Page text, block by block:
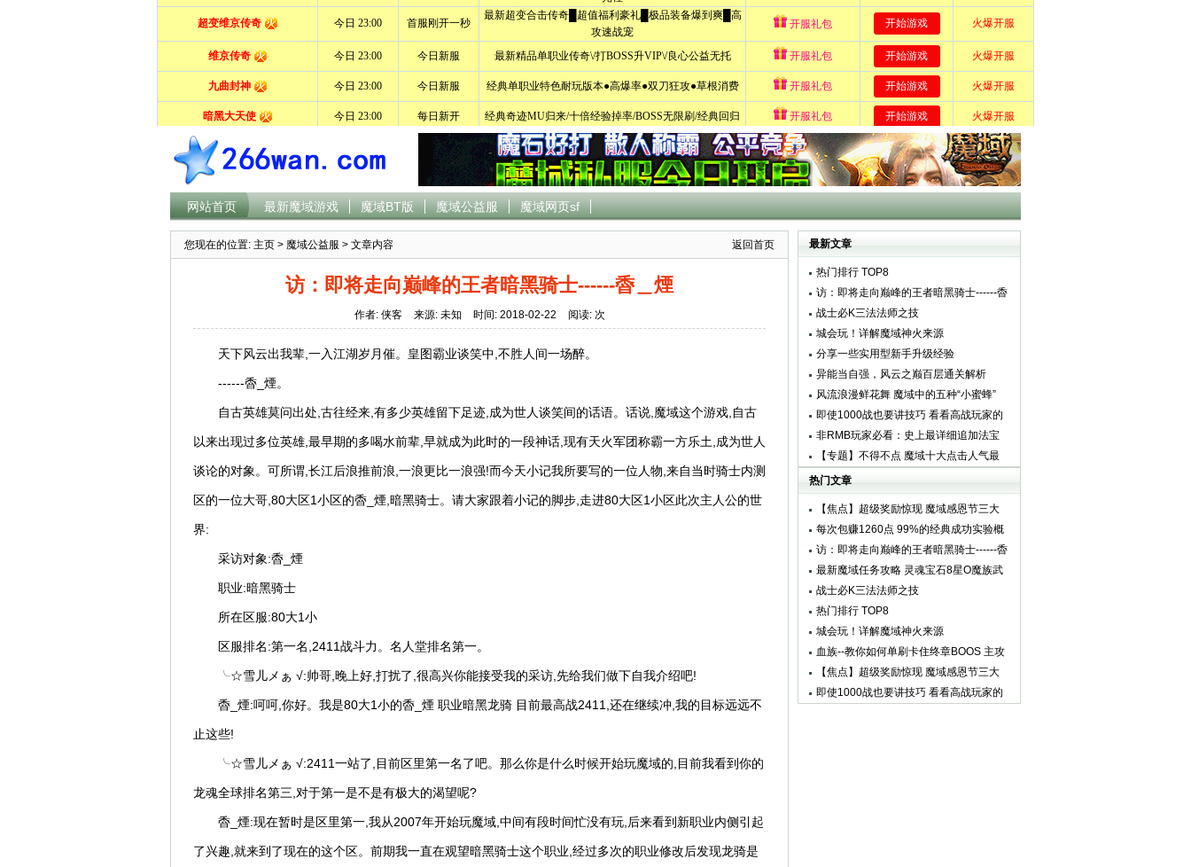
网站首页 最新魔域游戏 魔域BT版 魔域公益服 魔域网页sf
返回首页
您现在的位置: 主页 > 魔域公益服 > 文章内容
访：即将走向巅峰的王者暗黑骑士------稥＿煙
作者: 侠客 来源: 未知 时间: 2018-02-22 阅读: 次
天下风云出我辈,一入江湖岁月催。皇图霸业谈笑中,不胜人间一场醉。
------稥_煙。
自古英雄莫问出处,古往经来,有多少英雄留下足迹,成为世人谈笑间的话语。话说,魔域这个游戏,自古
以来出现过多位英雄,最早期的多喝水前辈,早就成为此时的一段神话,现有天火军团称霸一方乐土,成为世人
谈论的对象。可所谓,长江后浪推前浪,一浪更比一浪强!而今天小记我所要写的一位人物,来自当时骑士内测
区的一位大哥,80大区1小区的稥_煙,暗黑骑士。请大家跟着小记的脚步,走进80大区1小区此次主人公的世
界:
采访对象:稥_煙
职业:暗黑骑士
所在区服:80大1小
区服排名:第一名,2411战斗力。名人堂排名第一。
╰☆雪儿メぁ √:帅哥,晚上好,打扰了,很高兴你能接受我的采访,先给我们做下自我介绍吧!
稥_煙:呵呵,你好。我是80大1小的稥_煙 职业暗黑龙骑 目前最高战2411,还在继续冲,我的目标远远不
止这些!
╰☆雪儿メぁ √:2411一站了,目前区里第一名了吧。那么你是什么时候开始玩魔域的,目前我看到你的
龙魂全球排名第三,对于第一是不是有极大的渴望呢?
稥_煙:现在暂时是区里第一,我从2007年开始玩魔域,中间有段时间忙没有玩,后来看到新职业内侧引起
了兴趣,就来到了现在的这个区。前期我一直在观望暗黑骑士这个职业,经过多次的职业修改后发现龙骑是
最新文章
热门排行 TOP8
访：即将走向巅峰的王者暗黑骑士------稥
＿煙
战士必K三法法师之技
城会玩！详解魔域神火来源
分享一些实用型新手升级经验
异能当自强，风云之巅百层通关解析
风流浪漫鲜花舞 魔域中的五种“小蜜蜂”
即使1000战也要讲技巧 看看高战玩家的
宝宝配备
非RMB玩家必看：史上最详细追加法宝
数据表
【专题】不得不点 魔域十大点击人气最
热NPC
热门文章
【焦点】超级奖励惊现 魔域感恩节三大
任务全攻略
每次包赚1260点 99%的经典成功实验概
率下的赚钱之术
访：即将走向巅峰的王者暗黑骑士------稥
＿煙
最新魔域任务攻略 灵魂宝石8星O魔族武
器海量拿
战士必K三法法师之技
热门排行 TOP8
城会玩！详解魔域神火来源
血族--教你如何单刷卡住终章BOOS 主攻
号零伤害
【焦点】超级奖励惊现 魔域感恩节三大
任务全攻略
即使1000战也要讲技巧 看看高战玩家的